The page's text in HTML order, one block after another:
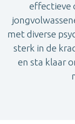
effectieve
met diverse
sterk in de
en sta klaar